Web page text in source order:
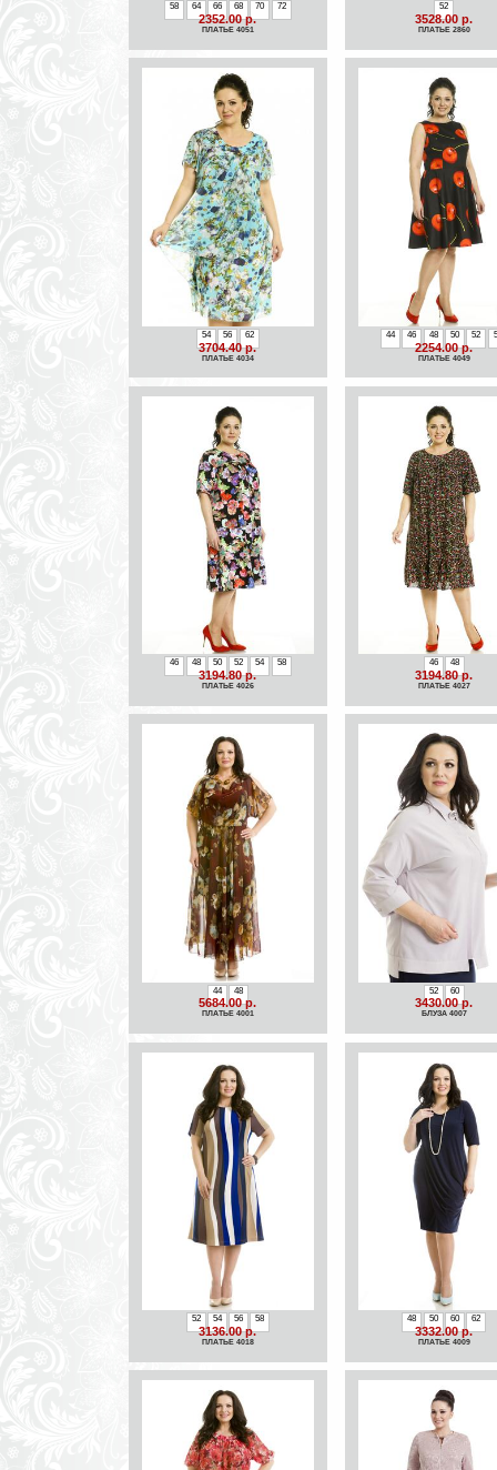
58 64 66 68 70 72
2352.00 р.
ПЛАТЬЕ 4051
52
3528.00 р.
ПЛАТЬЕ 2860
54 56 62
3704.40 р.
ПЛАТЬЕ 4034
44 46 48 50 52
2254.00 р.
ПЛАТЬЕ 4049
46 48 50 52 54 58
3194.80 р.
ПЛАТЬЕ 4026
46 48
3194.80 р.
ПЛАТЬЕ 4027
44 48
5684.00 р.
ПЛАТЬЕ 4001
52 60
3430.00 р.
БЛУЗА 4007
52 54 56 58
3136.00 р.
ПЛАТЬЕ 4018
48 50 60 62
3332.00 р.
ПЛАТЬЕ 4009